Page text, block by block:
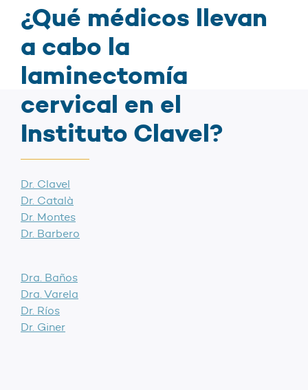
¿Qué médicos llevan
a cabo la
laminectomía
cervical en el
Instituto Clavel?
Dr. Clavel
Dr. Català
Dr. Montes
Dr. Barbero
Dra. Baños
Dra. Varela
Dr. Ríos
Dr. Giner